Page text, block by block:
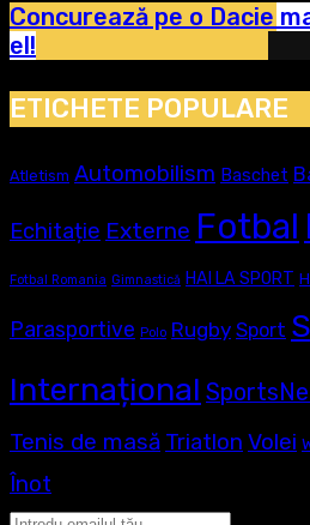
Concurează pe o Dacie
el!
ETICHETE POPULARE
Atletism Automobilism Baschet
Echitație Externe Fotbal
Fotbal Romania Gimnastică HAI LA SPORT
Parasportive Polo Rugby Sport
Internațional
Tenis de masă Triatlon Volei
Înot